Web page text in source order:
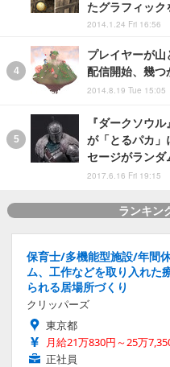
たグラフィック
2014.1.24 Fri 16:56
プレイヤーが
配信開始、幾
2014.8.19 Tue 15:05
『ダークソウ
が「とるパカ
セージがランダ
2017.6.16 Fri 19:15
ランキン
保育士/多機能型施設/年間
ム、工作などを取り入れた
られる居場所づくり
クリッパーズ
東京都
月給21万830円～25万
正社員